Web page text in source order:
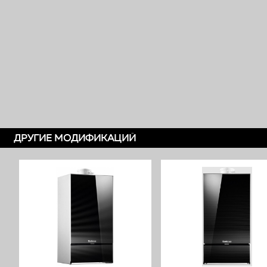
ДРУГИЕ МОДИФИКАЦИЙ